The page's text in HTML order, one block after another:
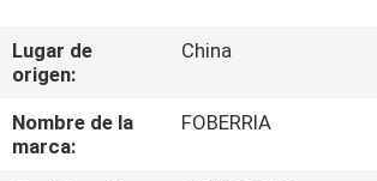
SOBRE
NOSOTROS
Lugar de
origen:
China
Nombre de la
marca:
FOBERRIA